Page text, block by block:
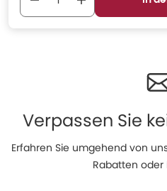
Verpassen Sie
Erfahren Sie umgehend von
Rabatten oder